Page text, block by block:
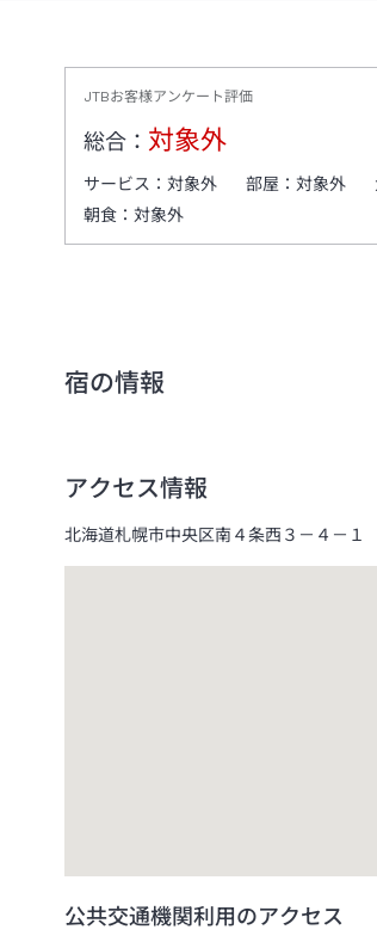
JTBお客様アンケート評価
総合： 対象外
サービス： 対象外 部屋： 対象外
朝食： 対象外
宿の情報
アクセス情報
北海道札幌市中央区南４条西３－４－１
公共交通機関利用のアクセス